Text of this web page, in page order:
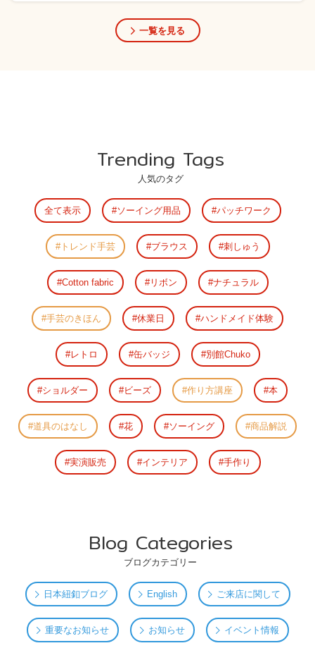
一覧を見る
Trending Tags
人気のタグ
全て表示 ソーイング用品 パッチワーク
トレンド手芸 ブラウス 刺しゅう
Cotton fabric リボン ナチュラル
手芸のきほん 休業日 ハンドメイド体験
レトロ 缶バッジ 別館Chuko
ショルダー ビーズ 作り方講座 本
道具のはなし 花 ソーイング 商品解説
実演販売 インテリア 手作り
Blog Categories
ブログカテゴリー
日本紐釦ブログ English ご来店に関して
重要なお知らせ お知らせ イベント情報